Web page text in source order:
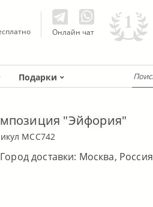
Онлайн чат
Подарки
"Эйфория"
MCC742
Город доставки: Москва, Россия